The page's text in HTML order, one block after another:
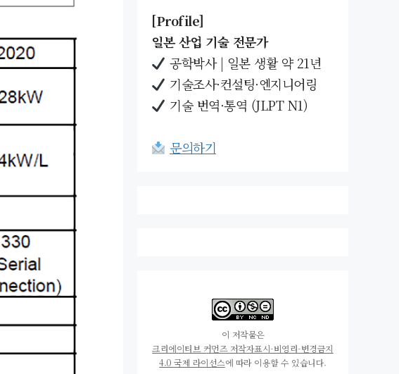
[Profile]
일본 산업 기술 전문가
공학박사 | 일본 생활 약 21년
기술조사·컨설팅·엔지니어링
기술 번역·통역 (JLPT N1)
문의하기
이 저작물은
크리에이티브 커먼즈 저작자표시-비영리-변경금지
4.0 국제 라이선스에 따라 이용할 수 있습니다.